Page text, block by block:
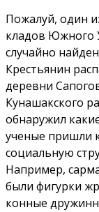
Пожалуй, один
кладов Южного
случайно
Крестьянин
деревни
Кунашакского
обнаружил
ученые пришли
социальную
Например,
были фигурки
конные